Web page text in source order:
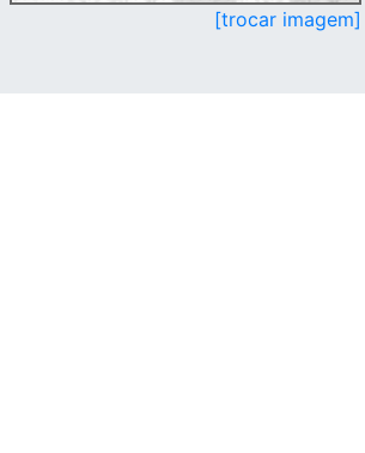
[trocar imagem]